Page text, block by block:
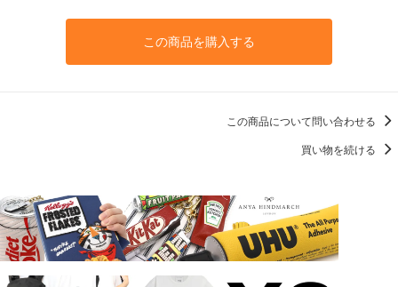
この商品を購入する
この商品について問い合わせる
買い物を続ける